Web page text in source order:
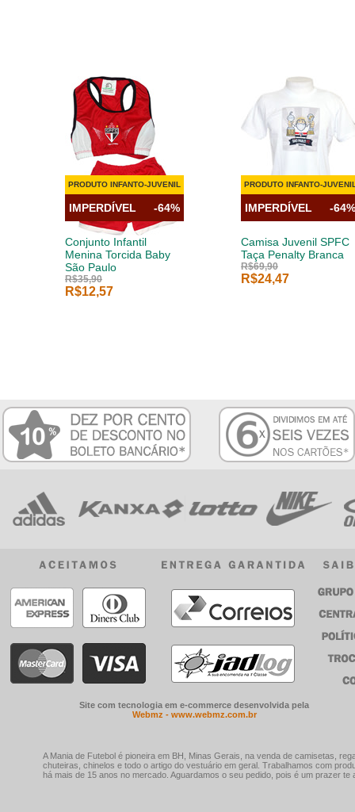
Conjunto Infantil
Menina Torcida Baby
São Paulo
R$35,90
R$12,57
IMPERDÍVEL -64%
PRODUTO INFANTO-JUVENIL
Camisa Juvenil SPFC
Taça Penalty Branca
R$69,90
R$24,47
IMPERDÍVEL -64%
PRODUTO INFANTO-
Site com tecnologia em e-commerce desenvolvida pela
Webmz - www.webmz.com.br
A Mania de Futebol é pioneira em BH, Minas Gerais, na venda de camisetas,
chuteiras, chinelos e todo o artigo do vestuário em geral. Trabalhamos com
há mais de 15 anos no mercado. Aguardamos o seu pedido, pois é um prazer te